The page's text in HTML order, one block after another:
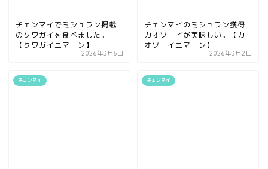
チェンマイでミシュラン掲載
のクワガイを食べました。
【クワガイ二マーン】
2026年3月6日
チェンマイのミシュラン獲得
カオソーイが美味しい。【カ
オソーイ二マーン】
2026年3月2日
チェンマイ チェンマイ